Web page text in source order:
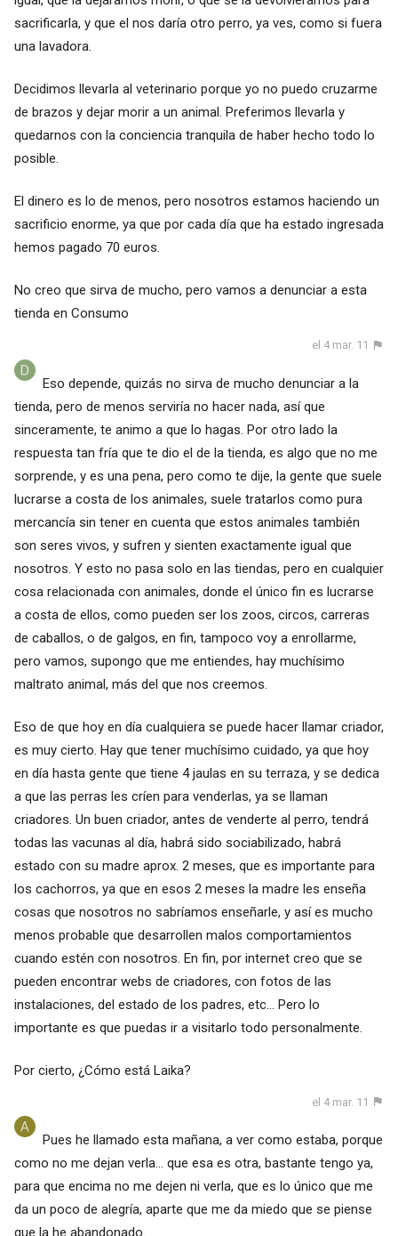
sacrificarla, y que el nos daría otro perro, ya ves, como si fuera
una lavadora.
Decidimos llevarla al veterinario porque yo no puedo cruzarme
de brazos y dejar morir a un animal. Preferimos llevarla y
quedarnos con la conciencia tranquila de haber hecho todo lo
posible.
El dinero es lo de menos, pero nosotros estamos haciendo un
sacrificio enorme, ya que por cada día que ha estado ingresada
hemos pagado 70 euros.
No creo que sirva de mucho, pero vamos a denunciar a esta
tienda en Consumo
el 4 mar. 11
Eso depende, quizás no sirva de mucho denunciar a la
tienda, pero de menos serviría no hacer nada, así que
sinceramente, te animo a que lo hagas. Por otro lado la
respuesta tan fría que te dio el de la tienda, es algo que no me
sorprende, y es una pena, pero como te dije, la gente que suele
lucrarse a costa de los animales, suele tratarlos como pura
mercancía sin tener en cuenta que estos animales también
son seres vivos, y sufren y sienten exactamente igual que
nosotros. Y esto no pasa solo en las tiendas, pero en cualquier
cosa relacionada con animales, donde el único fin es lucrarse
a costa de ellos, como pueden ser los zoos, circos, carreras
de caballos, o de galgos, en fin, tampoco voy a enrollarme,
pero vamos, supongo que me entiendes, hay muchísimo
maltrato animal, más del que nos creemos.
Eso de que hoy en día cualquiera se puede hacer llamar criador,
es muy cierto. Hay que tener muchísimo cuidado, ya que hoy
en día hasta gente que tiene 4 jaulas en su terraza, y se dedica
a que las perras les críen para venderlas, ya se llaman
criadores. Un buen criador, antes de venderte al perro, tendrá
todas las vacunas al día, habrá sido sociabilizado, habrá
estado con su madre aprox. 2 meses, que es importante para
los cachorros, ya que en esos 2 meses la madre les enseña
cosas que nosotros no sabríamos enseñarle, y así es mucho
menos probable que desarrollen malos comportamientos
cuando estén con nosotros. En fin, por internet creo que se
pueden encontrar webs de criadores, con fotos de las
instalaciones, del estado de los padres, etc... Pero lo
importante es que puedas ir a visitarlo todo personalmente.
Por cierto, ¿Cómo está Laika?
el 4 mar. 11
Pues he llamado esta mañana, a ver como estaba, porque
como no me dejan verla... que esa es otra, bastante tengo ya,
para que encima no me dejen ni verla, que es lo único que me
da un poco de alegría, aparte que me da miedo que se piense
que la he abandonado.